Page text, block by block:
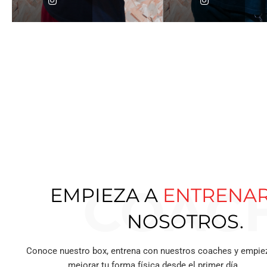
EMPIEZA A
NOSOTROS.
Conoce nuestro box, entrena con nuestros coaches y